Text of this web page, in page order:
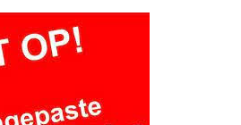
1,6 – 2,5 mm
minimaal 4 mm)
Brandstof